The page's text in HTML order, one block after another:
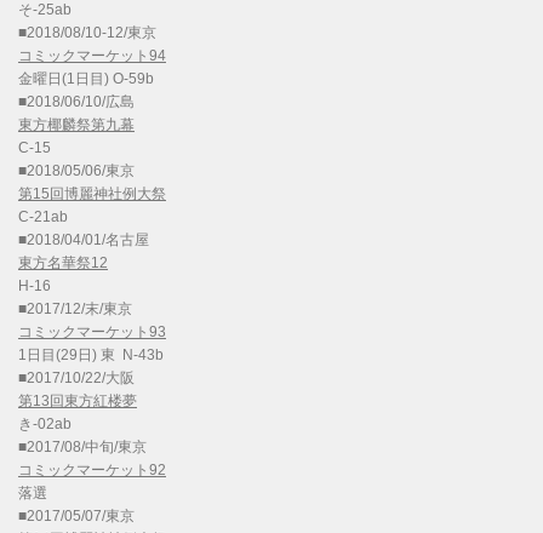
そ-25ab
■2018/08/10-12/東京
コミックマーケット94
金曜日(1日目) O-59b
■2018/06/10/広島
東方椰麟祭第九幕
C-15
■2018/05/06/東京
第15回博麗神社例大祭
C-21ab
■2018/04/01/名古屋
東方名華祭12
H-16
■2017/12/末/東京
コミックマーケット93
1日目(29日) 東 N-43b
■2017/10/22/大阪
第13回東方紅楼夢
き-02ab
■2017/08/中旬/東京
コミックマーケット92
落選
■2017/05/07/東京